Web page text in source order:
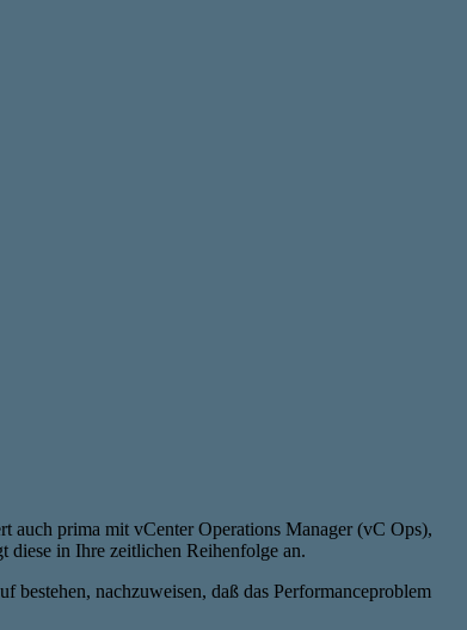
auch prima mit vCenter Operations Manager (vC Ops),
diese in Ihre zeitlichen Reihenfolge an.
bestehen, nachzuweisen, daß das Performanceproblem